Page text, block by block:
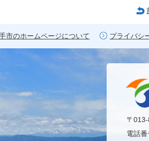
市のホームページについて プライバシ
〒
電話